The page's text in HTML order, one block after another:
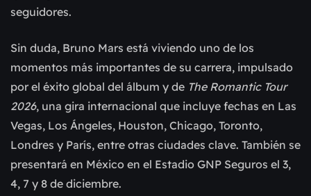
seguidores.
Sin duda, Bruno Mars está viviendo uno de los
momentos más importantes de su carrera, impulsado
por el éxito global del álbum y de The Romantic Tour
2026, una gira internacional que incluye fechas en Las
Vegas, Los Ángeles, Houston, Chicago, Toronto,
Londres y París, entre otras ciudades clave. También se
presentará en México en el Estadio GNP Seguros el 3,
4, 7 y 8 de diciembre.